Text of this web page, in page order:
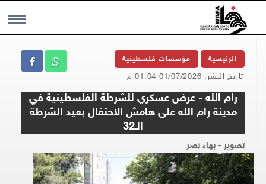
MENU الرئيسية مؤسسات فلسطينية
تاريخ النشر: 01/07/2026 01:04 م
رام الله - عرض عسكري للشرطة الفلسطينية في
مدينة رام الله على هامش الاحتفال بعيد الشرطة
الـ32
تصوير - بهاء نصر